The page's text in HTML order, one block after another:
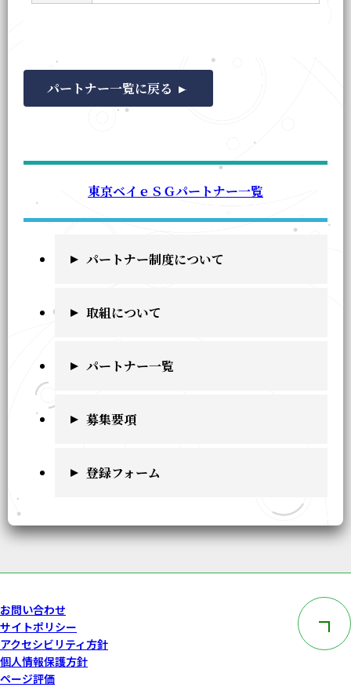
東京ベイｅＳＧパートナー一覧
パートナー制度について
取組について
パートナー一覧
募集要項
登録フォーム
パートナー一覧に戻る
お問い合わせ
サイトポリシー
アクセシビリティ方針
個人情報保護方針
ページ評価
このペー